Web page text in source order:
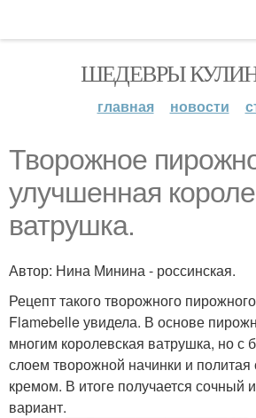
ШЕДЕВРЫ
главная новости
Творожное
улучшенная
ватрушка.
Автор: Нина Минина - россинская.
Рецепт такого творожного
Flamebelle увидела. В основе
многим королевская ватрушка, но с
слоем творожной начинки и
кремом. В итоге получается сочный
вариант.